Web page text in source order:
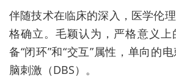
伴随技术在临床的深入，医学伦
格确立。毛颖认为，严格意义
备“闭环”和“交互”属性，单向的
脑刺激（DBS）。